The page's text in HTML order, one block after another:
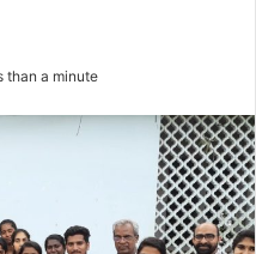
than a minute